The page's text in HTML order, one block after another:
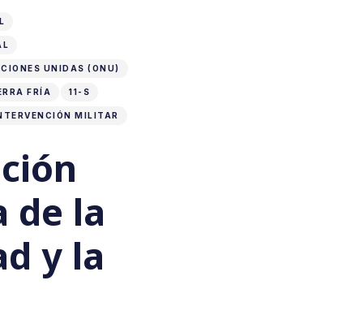
UNIDAS (ONU)
FRÍA 11-S
MILITAR
de la
y la